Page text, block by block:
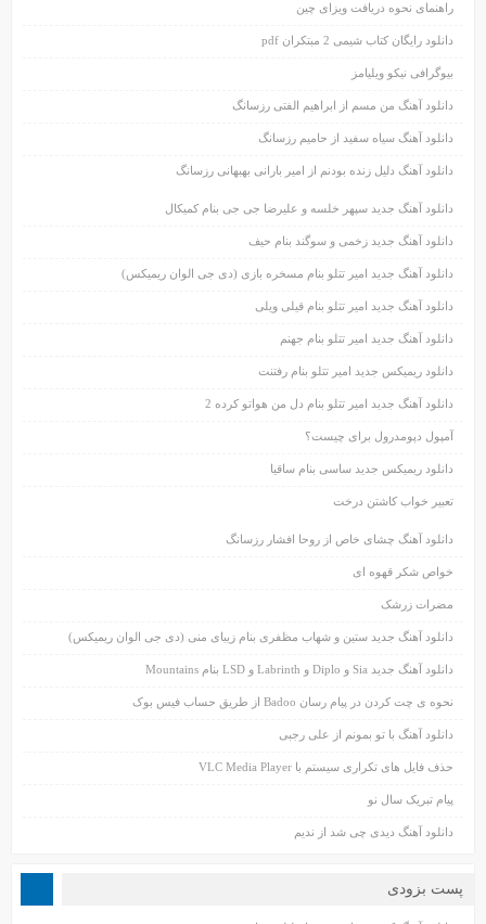
راهنمای نحوه دریافت ویزای چین
دانلود رایگان کتاب شیمی 2 مبتکران pdf
بیوگرافی نیکو ویلیامز
دانلود آهنگ من مسم از ابراهیم الفتی رزسانگ
دانلود آهنگ سیاه سفید از حامیم رزسانگ
دانلود آهنگ دلیل زنده بودنم از امیر بارانی بهبهانی رزسانگ
دانلود آهنگ جدید سپهر خلسه و علیرضا جی جی بنام کمیکال
دانلود آهنگ جدید زخمی و سوگند بنام حیف
دانلود آهنگ جدید امیر تتلو بنام مسخره بازی (دی جی الوان ریمیکس)
دانلود آهنگ جدید امیر تتلو بنام قیلی ویلی
دانلود آهنگ جدید امیر تتلو بنام جهنم
دانلود ریمیکس جدید امیر تتلو بنام رفتنت
دانلود آهنگ جدید امیر تتلو بنام دل من هواتو کرده 2
آمپول دپومدرول برای چیست؟
دانلود ریمیکس جدید ساسی بنام ساقیا
تعبیر خواب کاشتن درخت
دانلود آهنگ چشای خاص از روحا افشار رزسانگ
خواص شکر قهوه ای
مضرات زرشک
دانلود آهنگ جدید ستین و شهاب مظفری بنام زیبای منی (دی جی الوان ریمیکس)
دانلود آهنگ جدید Sia و Diplo و Labrinth و LSD بنام Mountains
نحوه ی چت کردن در پیام رسان Badoo از طریق حساب فیس بوک
دانلود آهنگ با تو بمونم از علی رجبی
حذف فایل های تکراری سیستم با VLC Media Player
پیام تبریک سال نو
دانلود آهنگ دیدی چی شد از ندیم
پست بزودی